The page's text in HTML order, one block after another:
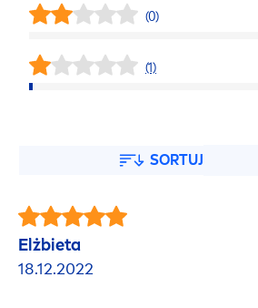
(0)
(1)
SORTUJ
Elżbieta
18.12.2022